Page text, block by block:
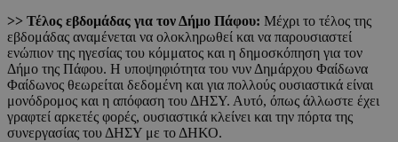
>> Τέλος εβδομάδας για τον Δήμο Πάφου: Μέχρι το τέλος της
εβδομάδας αναμένεται να ολοκληρωθεί και να παρουσιαστεί
ενώπιον της ηγεσίας του κόμματος και η δημοσκόπηση για τον
Δήμο της Πάφου. Η υποψηφιότητα του νυν Δημάρχου Φαίδωνα
Φαίδωνος θεωρείται δεδομένη και για πολλούς ουσιαστικά είναι
μονόδρομος και η απόφαση του ΔΗΣΥ. Αυτό, όπως άλλωστε έχει
γραφτεί αρκετές φορές, ουσιαστικά κλείνει και την πόρτα της
συνεργασίας του ΔΗΣΥ με το ΔΗΚΟ.